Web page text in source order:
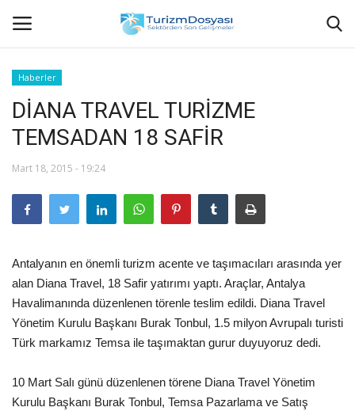
Anasayfa
Bize Ulaşın
Halil ÖNCÜ kimdir?
KVKK Aydınlatma Metni
Haberler
Görüntülü
Araştırma - İnceleme
Haberler
DİANA TRAVEL TURİZME
TEMSADAN 18 SAFİR
Mart 18, 2015 - 19:24
Antalyanın en önemli turizm acente ve taşımacıları arasında yer
alan Diana Travel, 18 Safir yatırımı yaptı. Araçlar, Antalya
Havalimanında düzenlenen törenle teslim edildi. Diana Travel
Yönetim Kurulu Başkanı Burak Tonbul, 1.5 milyon Avrupalı turisti
Türk markamız Temsa ile taşımaktan gurur duyuyoruz dedi.
10 Mart Salı günü düzenlenen törene Diana Travel Yönetim
Kurulu Başkanı Burak Tonbul, Temsa Pazarlama ve Satış